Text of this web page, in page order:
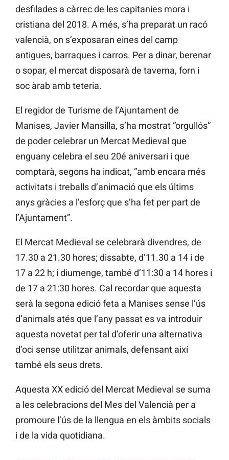
desfilades a càrrec de les capitanies mora i
cristiana del 2018. A més, s’ha preparat un racó
valencià, on s’exposaran eines del camp
antigues, barraques i carros. Per a dinar, berenar
o sopar, el mercat disposarà de taverna, forn i
soc àrab amb teteria.
El regidor de Turisme de l’Ajuntament de
Manises, Javier Mansilla, s’ha mostrat “orgullós”
de poder celebrar un Mercat Medieval que
enguany celebra el seu 20é aniversari i que
comptarà, segons ha indicat, “amb encara més
activitats i treballs d’animació que els últims
anys gràcies a l’esforç que s’ha fet per part de
l’Ajuntament”.
El Mercat Medieval se celebrarà divendres, de
17.30 a 21.30 hores; dissabte, d’11.30 a 14 i de
17 a 22 h; i diumenge, també d’11:30 a 14 hores i
de 17 a 21:30 hores. Cal recordar que aquesta
serà la segona edició feta a Manises sense l’ús
d’animals atés que l’any passat es va introduir
aquesta novetat per tal d’oferir una alternativa
d’oci sense utilitzar animals, defensant així
també els seus drets.
Aquesta XX edició del Mercat Medieval se suma
a les celebracions del Mes del Valencià per a
promoure l’ús de la llengua en els àmbits socials
i de la vida quotidiana.